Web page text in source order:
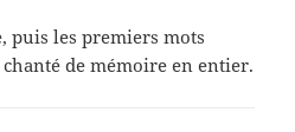
puis les premiers mots
chanté de mémoire en entier.